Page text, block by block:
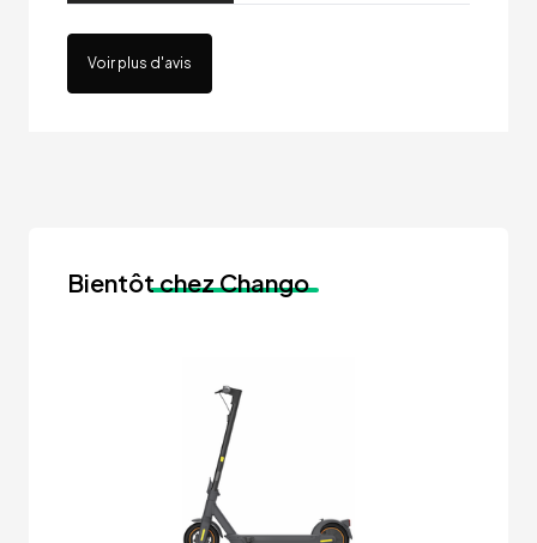
Voir plus d'avis
Bientôtchez Chango